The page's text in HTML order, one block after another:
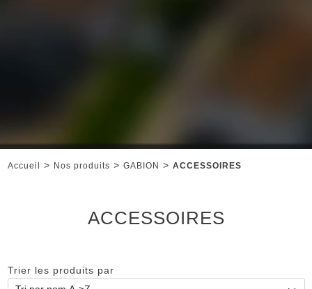
Accueil > Nos produits > GABION > ACCESSOIRES
ACCESSOIRES
Trier les produits par